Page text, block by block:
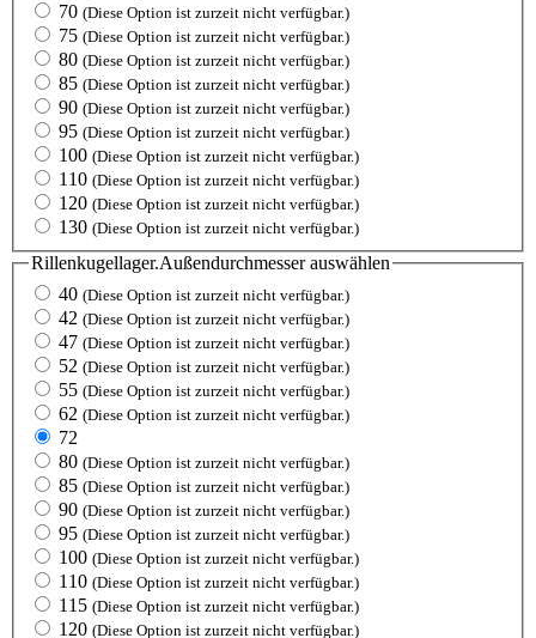
70 (Diese Option ist zurzeit nicht verfügbar.)
75 (Diese Option ist zurzeit nicht verfügbar.)
80 (Diese Option ist zurzeit nicht verfügbar.)
85 (Diese Option ist zurzeit nicht verfügbar.)
90 (Diese Option ist zurzeit nicht verfügbar.)
95 (Diese Option ist zurzeit nicht verfügbar.)
100 (Diese Option ist zurzeit nicht verfügbar.)
110 (Diese Option ist zurzeit nicht verfügbar.)
120 (Diese Option ist zurzeit nicht verfügbar.)
130 (Diese Option ist zurzeit nicht verfügbar.)
Rillenkugellager.Außendurchmesserauswählen
40 (Diese Option ist zurzeit nicht verfügbar.)
42 (Diese Option ist zurzeit nicht verfügbar.)
47 (Diese Option ist zurzeit nicht verfügbar.)
52 (Diese Option ist zurzeit nicht verfügbar.)
55 (Diese Option ist zurzeit nicht verfügbar.)
62 (Diese Option ist zurzeit nicht verfügbar.)
72
80 (Diese Option ist zurzeit nicht verfügbar.)
85 (Diese Option ist zurzeit nicht verfügbar.)
90 (Diese Option ist zurzeit nicht verfügbar.)
95 (Diese Option ist zurzeit nicht verfügbar.)
100 (Diese Option ist zurzeit nicht verfügbar.)
110 (Diese Option ist zurzeit nicht verfügbar.)
115 (Diese Option ist zurzeit nicht verfügbar.)
120 (Diese Option ist zurzeit nicht verfügbar.)